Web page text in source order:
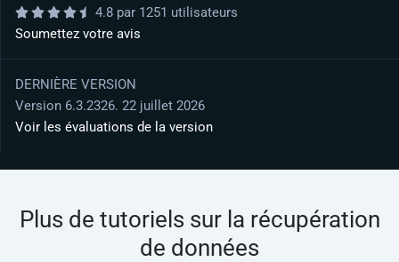
4.8 par 1251 utilisateurs
Soumettez votre avis
DERNIÈRE VERSION
Version 6.3.2326. 22 juillet 2026
Voir les évaluations de la version
Plus de tutoriels sur la récupération
de données